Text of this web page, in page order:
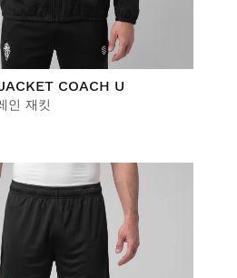
COACH U
인 재킷